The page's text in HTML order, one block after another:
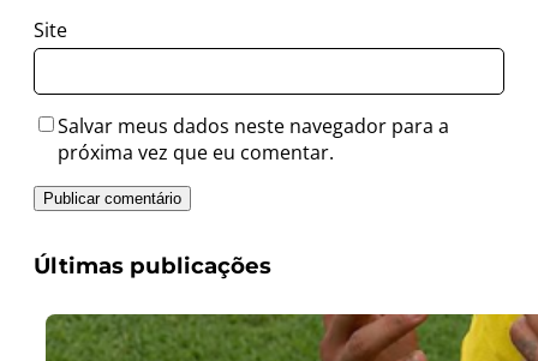
Site
Salvar meus dados neste navegador para a
próxima vez que eu comentar.
Últimas publicações